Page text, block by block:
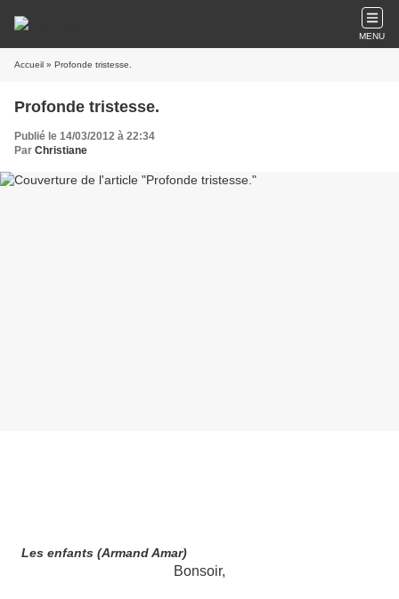
MENU
Accueil » Profonde tristesse.
Profonde tristesse.
Publié le 14/03/2012 à 22:34
Par Christiane
Les enfants (Armand Amar)
Bonsoir,